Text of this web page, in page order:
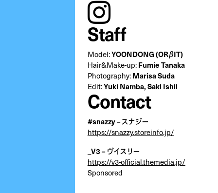
instagram
Staff
Model:YOONDONG (ORβIT)
Hair&Make-up:Fumie Tanaka
Photography:Marisa Suda
Edit:Yuki Namba, Saki Ishii
Contact
#snazzy – スナジー
https://snazzy.storeinfo.jp/
_V3 – ヴイスリー
https://v3-official.themedia.jp/
Sponsored